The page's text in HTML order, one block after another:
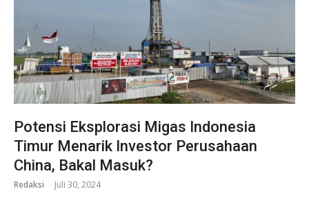
Potensi Eksplorasi Migas Indonesia
Timur Menarik Investor Perusahaan
China, Bakal Masuk?
Redaksi Juli 30, 2024